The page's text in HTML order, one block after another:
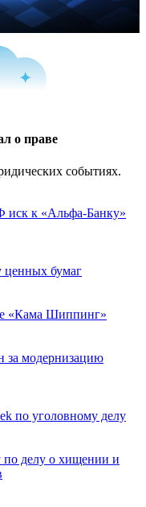
о праве
событиях.
иск к «Альфа-Банку»
ценных бумаг
«Кама Шиппинг»
за модернизацию
по уголовному делу
по делу о хищении и